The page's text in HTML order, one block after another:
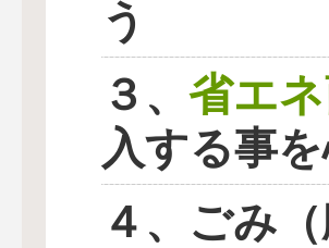
う
３、 省エ
入する事
４、ごみ